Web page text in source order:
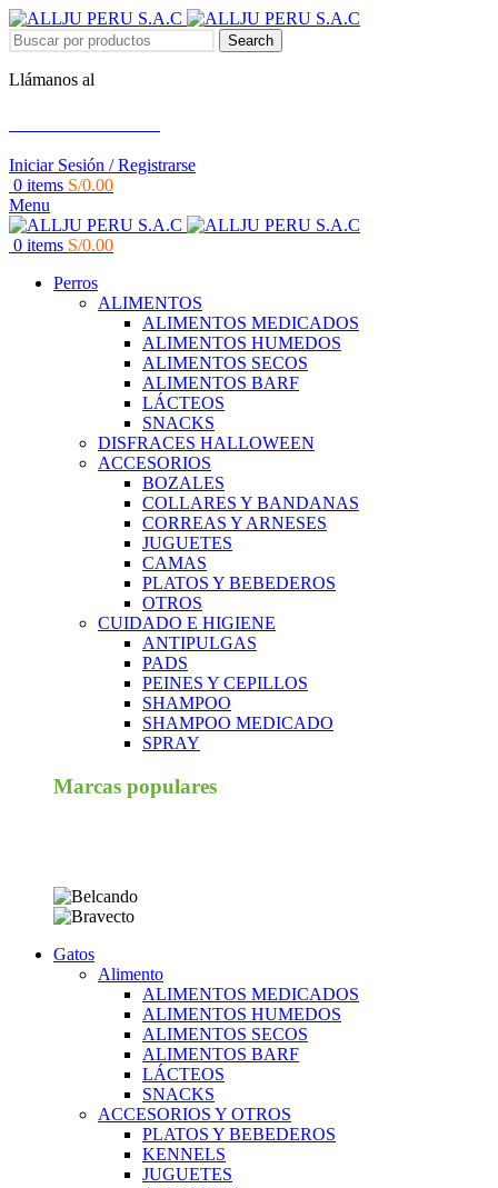
Search
Llámanos al
Iniciar Sesión / Registrarse
0 items S/0.00
Menu
0 items S/0.00
Perros
ALIMENTOS
ALIMENTOS MEDICADOS
ALIMENTOS HUMEDOS
ALIMENTOS SECOS
ALIMENTOS BARF
LÁCTEOS
SNACKS
DISFRACES HALLOWEEN
ACCESORIOS
BOZALES
COLLARES Y BANDANAS
CORREAS Y ARNESES
JUGUETES
CAMAS
PLATOS Y BEBEDEROS
OTROS
CUIDADO E HIGIENE
ANTIPULGAS
PADS
PEINES Y CEPILLOS
SHAMPOO
SHAMPOO MEDICADO
SPRAY
Marcas populares
Gatos
Alimento
ALIMENTOS MEDICADOS
ALIMENTOS HUMEDOS
ALIMENTOS SECOS
ALIMENTOS BARF
LÁCTEOS
SNACKS
ACCESORIOS Y OTROS
PLATOS Y BEBEDEROS
KENNELS
JUGUETES